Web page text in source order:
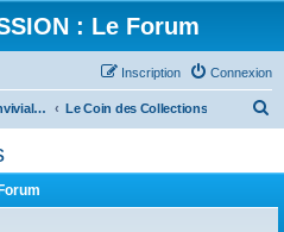
: Le Forum
Connexion
Inscription
AVANTIME : Convivialité et Partage Le Coin des Collections
Forum